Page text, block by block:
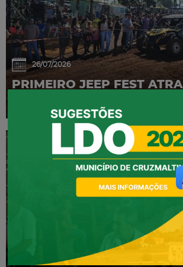
26/07/2026
PRIMEIRO JEEP FEST
CONFERÊNCIA MUNICIPAL